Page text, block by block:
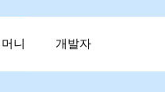
머니 개발자